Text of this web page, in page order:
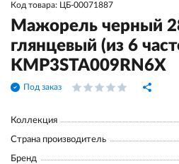
Код товара: ЦБ-00071887
Мажорель черный
глянцевый (из 6
KMP3STA009RN6X
Под заказ
Коллекция
Страна производитель
Бренд